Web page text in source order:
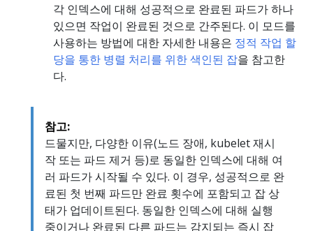
각 인덱스에 대해 성공적으로 완료된 파드가 하나
있으면 작업이 완료된 것으로 간주된다. 이 모드를
사용하는 방법에 대한 자세한 내용은 정적 작업 할
당을 통한 병렬 처리를 위한 색인된 잡을 참고한
다.
참고:
드물지만, 다양한 이유(노드 장애, kubelet 재시
작 또는 파드 제거 등)로 동일한 인덱스에 대해 여
러 파드가 시작될 수 있다. 이 경우, 성공적으로 완
료된 첫 번째 파드만 완료 ​​횟수에 포함되고 잡 상
태가 업데이트된다. 동일한 인덱스에 대해 실행
중이거나 완료된 다른 파드는 감지되는 즉시 잡